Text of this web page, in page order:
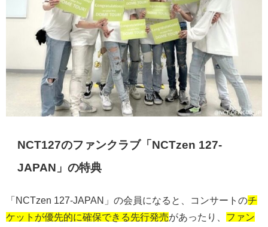
NCT127のファンクラブ「NCTzen 127-
JAPAN」の特典
「NCTzen 127-JAPAN」の会員になると、コンサートのチ
ケットが優先的に確保できる先行発売があったり、 ファン